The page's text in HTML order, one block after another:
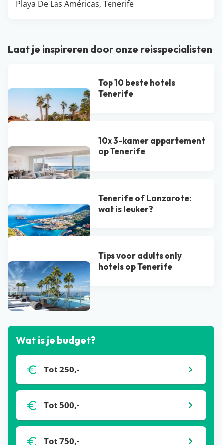
Playa De Las Américas, Tenerife
Laat je inspireren door onze reisspecialisten
Top 10 beste hotels
Tenerife
10x 3-kamer appartement
op Tenerife
Tenerife of Lanzarote:
wat is leuker?
Tips voor adults only
hotels op Tenerife
Bekijk alle blogs
Wat is je budget?
Tot 250,-
Tot 500,-
Tot 750,-